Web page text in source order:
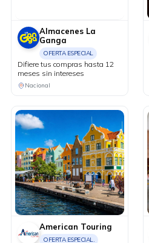
Almacenes La
Ganga
OFERTA ESPECIAL
Difiere tus compras hasta 12
meses sin intereses
Nacional
American Touring
OFERTA ESPECIAL.